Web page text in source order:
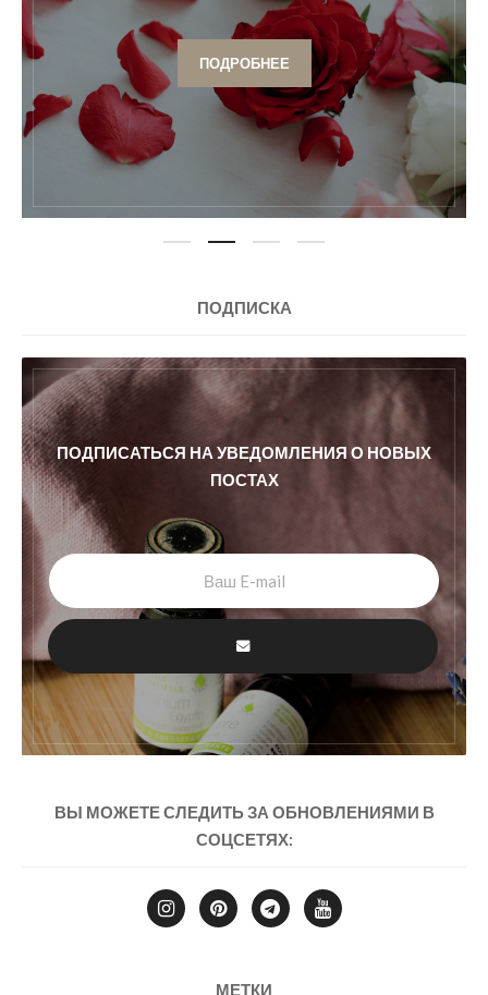
ПОДРОБНЕЕ
ПОДПИСКА
ПОДПИСАТЬСЯ НА УВЕДОМЛЕНИЯ О НОВЫХ
ПОСТАХ
ВЫ МОЖЕТЕ СЛЕДИТЬ ЗА ОБНОВЛЕНИЯМИ В
СОЦСЕТЯХ:
МЕТКИ